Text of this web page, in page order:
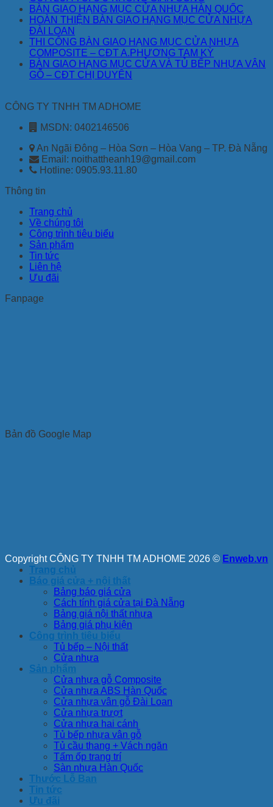
BÀN GIAO HẠNG MỤC CỬA NHỰA HÀN QUỐC
HOÀN THIỆN BÀN GIAO HẠNG MỤC CỬA NHỰA
ĐÀI LOAN
THI CÔNG BÀN GIAO HẠNG MỤC CỬA NHỰA
COMPOSITE – CĐT A.PHƯƠNG TAM KỲ
BÀN GIAO HẠNG MỤC CỬA VÀ TỦ BẾP NHỰA VÂN
GỖ – CĐT CHỊ DUYÊN
CÔNG TY TNHH TM ADHOME
MSDN: 0402146506
An Ngãi Đông – Hòa Sơn – Hòa Vang – TP. Đà Nẵng
Email: noithattheanh19@gmail.com
Hotline: 0905.93.11.80
Thông tin
Trang chủ
Về chúng tôi
Công trình tiêu biểu
Sản phẩm
Tin tức
Liên hệ
Ưu đãi
Fanpage
Bản đồ Google Map
Copyright CÔNG TY TNHH TM ADHOME 2026 © Enweb.vn
Trang chủ
Báo giá cửa + nội thất
Bảng báo giá cửa
Cách tính giá cửa tại Đà Nẵng
Bảng giá nội thất nhựa
Bảng giá phụ kiện
Công trình tiêu biểu
Tủ bếp – Nội thất
Cửa nhựa
Sản phẩm
Cửa nhựa gỗ Composite
Cửa nhựa ABS Hàn Quốc
Cửa nhựa vân gỗ Đài Loan
Cửa nhựa trượt
Cửa nhựa hai cánh
Tủ bếp nhựa vân gỗ
Tủ cầu thang + Vách ngăn
Tấm ốp trang trí
Sàn nhựa Hàn Quốc
Thước Lỗ Ban
Tin tức
Ưu đãi